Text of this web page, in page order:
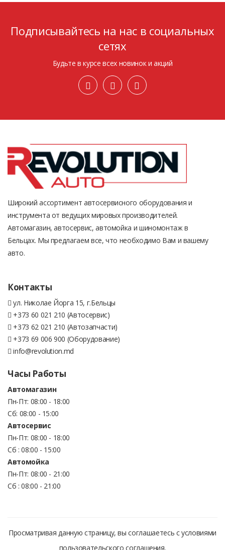
Подписывайтесь на нас в социальных
сетях
Будьте в курсе всех новинок и акций
Широкий ассортимент автосервисного оборудования и
инструмента от ведущих мировых производителей.
Автомагазин, автосервис, автомойка и шиномонтаж в
Бельцах. Мы предлагаем все, что необходимо Вам и вашему
авто.
Контакты
ул. Николае Йорга 15, г.Бельцы
+373 60 021 210 (Автосервис)
+373 62 021 210 (Автозапчасти)
+373 69 006 900 (Оборудование)
info@revolution.md
Часы Работы
Автомагазин
Пн-Пт: 08:00 - 18:00
Сб: 08:00 - 15:00
Автосервис
Пн-Пт: 08:00 - 18:00
Сб : 08:00 - 15:00
Автомойка
Пн-Пт: 08:00 - 21:00
Сб : 08:00 - 21:00
Просматривая данную страницу, вы соглашаетесь с условиями
пользовательского соглашения.